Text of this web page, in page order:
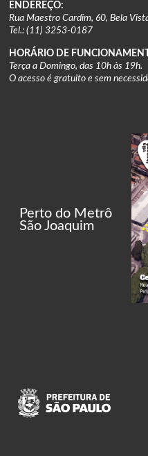
ENDEREÇO:
Rua Maestro Cardim, 60, Bela
Tel.: (11) 3253-0187
HORÁRIO DE
Terça a Domingo, das 10h às 19h.
O acesso é gratuito e sem
Perto do Metrô
São Joaquim